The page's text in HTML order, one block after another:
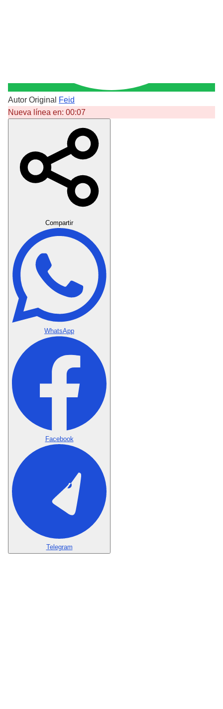
Autor Original
Feid
Nueva línea en: 00:07
Compartir
WhatsApp
Facebook
Telegram